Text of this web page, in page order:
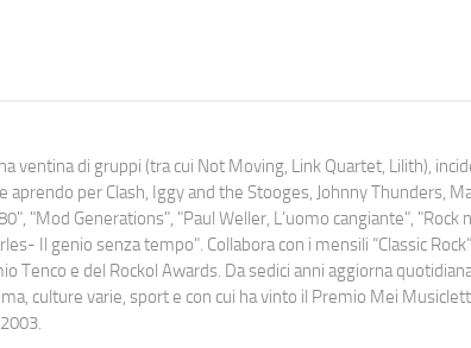
ventina di gruppi (tra cui Not Moving, Link Quartet, Lilith),
per Clash, Iggy and the Stooges, Johnny Thunders,
"Mod Generations", "Paul Weller, L’uomo cangiante", "Rock
Il genio senza tempo". Collabora con i mensili “Classic
Tenco e del Rockol Awards. Da sedici anni aggiorna
culture varie, sport e con cui ha vinto il Premio Mei